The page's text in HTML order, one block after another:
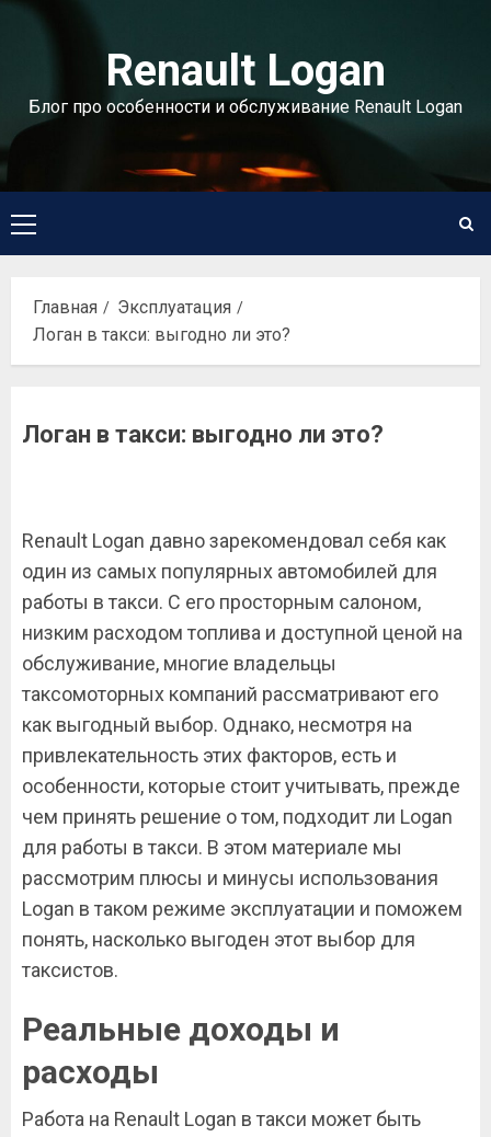
Перейти
содержимомуRenault Logan
Блог про особенности и обслуживание Renault Logan
Основное
меню
Главная
Эксплуатация
Логан в такси: выгодно ли это?
Логан в такси: выгодно ли это?
Renault Logan давно зарекомендовал себя как
один из самых популярных автомобилей для
работы в такси. С его просторным салоном,
низким расходом топлива и доступной ценой на
обслуживание, многие владельцы
таксомоторных компаний рассматривают его
как выгодный выбор. Однако, несмотря на
привлекательность этих факторов, есть и
особенности, которые стоит учитывать, прежде
чем принять решение о том, подходит ли Logan
для работы в такси. В этом материале мы
рассмотрим плюсы и минусы использования
Logan в таком режиме эксплуатации и поможем
понять, насколько выгоден этот выбор для
таксистов.
Реальные доходы и
расходы
Работа на Renault Logan в такси может быть